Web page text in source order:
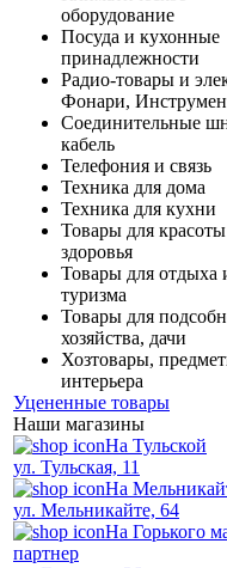
оборудование
Посуда и кухонные
принадлежности
Радио-товары и
Фонари,
Соединительные
кабель
Телефония и связь
Техника для дома
Техника для кухни
Товары для
здоровья
Товары для отдыха
туризма
Товары для
хозяйства, дачи
Хозтовары,
интерьера
Уцененные товары
Наши магазины
На Тульской
ул. Тульская, 11
На
ул. Мельникайте, 64
На Горького
партнер